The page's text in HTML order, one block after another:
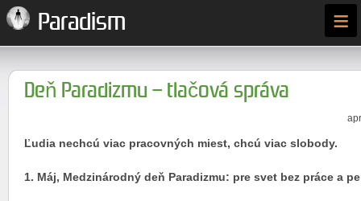
Paradism ≡
Deň Paradizmu – tlačová správa
Ľudia nechcú viac pracovných miest, chcú viac slobody.
1. Máj, Medzinárodný deň Paradizmu: pre svet bez práce a